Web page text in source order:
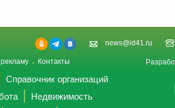
news@id41.ru
Контакты
Справочник организаций
Недвижимость